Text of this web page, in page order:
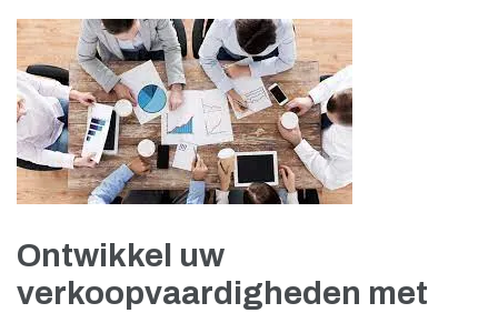
Ontwikkel uw
verkoopvaardigheden met